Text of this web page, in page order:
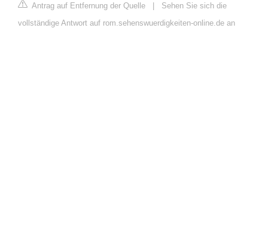
Antrag auf Entfernung der Quelle | Sehen Sie sich die
vollständige Antwort auf rom.sehenswuerdigkeiten-online.de an